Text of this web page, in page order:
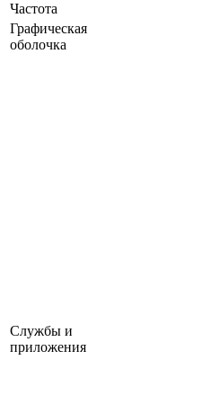
Частота
Графическая
оболочка
Службы и
приложения